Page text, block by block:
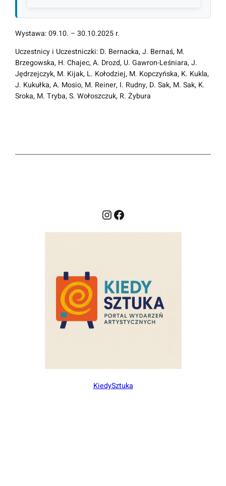
Wystawa: 09.10. – 30.10.2025 r.
Uczestnicy i Uczestniczki: D. Bernacka, J. Bernaś, M.
Brzegowska, H. Chajec, A. Drozd, U. Gawron-Leśniara, J.
Jędrzejczyk, M. Kijak, L. Kołodziej, M. Kopczyńska, K. Kukla,
J. Kukułka, A. Mosio, M. Reiner, I. Rudny, D. Sak, M. Sak, K.
Sroka, M. Tryba, S. Wołoszczuk, R. Żybura
Instagram
Facebook
KiedySztuka